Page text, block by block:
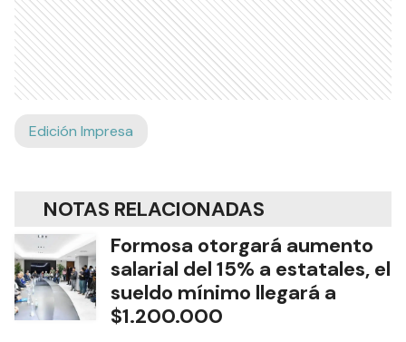
Edición Impresa
NOTAS RELACIONADAS
Formosa otorgará aumento
salarial del 15% a estatales, el
sueldo mínimo llegará a
$1.200.000